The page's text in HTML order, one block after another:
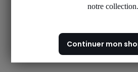
notre collection.
Continuer mon